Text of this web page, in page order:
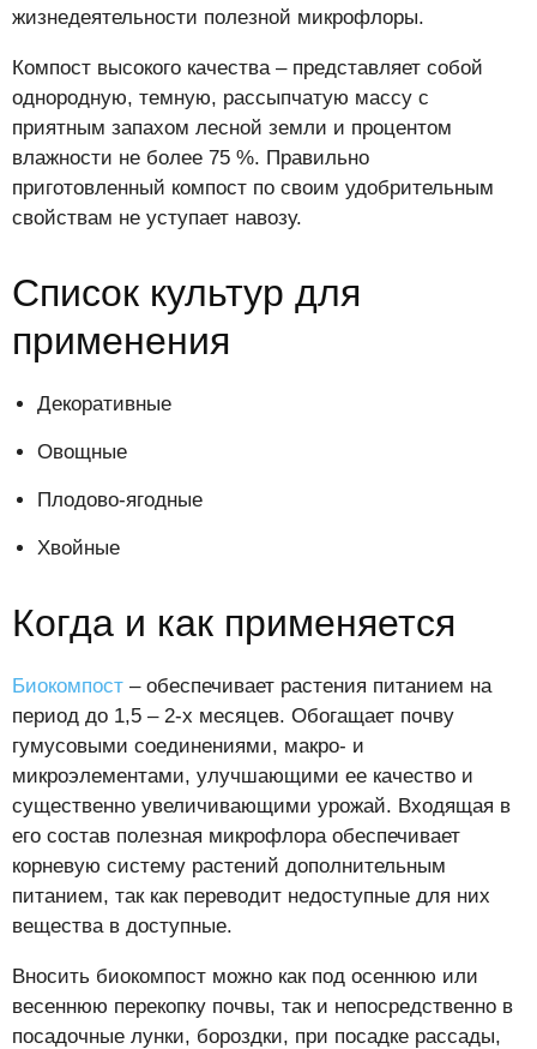
жизнедеятельности полезной микрофлоры.
Компост высокого качества – представляет собой
однородную, темную, рассыпчатую массу с
приятным запахом лесной земли и процентом
влажности не более 75 %. Правильно
приготовленный компост по своим удобрительным
свойствам не уступает навозу.
Список культур для
применения
Декоративные
Овощные
Плодово-ягодные
Хвойные
Когда и как применяется
Биокомпост – обеспечивает растения питанием на
период до 1,5 – 2-х месяцев. Обогащает почву
гумусовыми соединениями, макро- и
микроэлементами, улучшающими ее качество и
существенно увеличивающими урожай. Входящая в
его состав полезная микрофлора обеспечивает
корневую систему растений дополнительным
питанием, так как переводит недоступные для них
вещества в доступные.
Вносить биокомпост можно как под осеннюю или
весеннюю перекопку почвы, так и непосредственно в
посадочные лунки, бороздки, при посадке рассады,